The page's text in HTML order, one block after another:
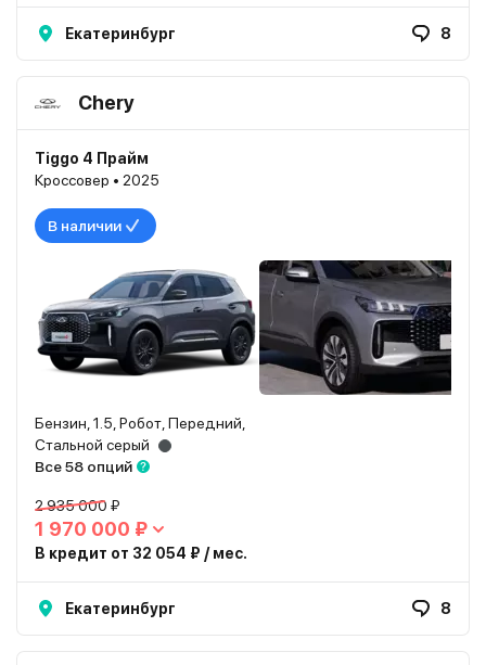
Екатеринбург 8
Chery
Tiggo 4 Прайм
Кроссовер • 2025
В наличии
Бензин, 1.5, Робот, Передний,
Стальной серый
Все 58 опций
2 935 000 ₽
1 970 000 ₽
В кредит от 32 054 ₽ / мес.
Екатеринбург 8